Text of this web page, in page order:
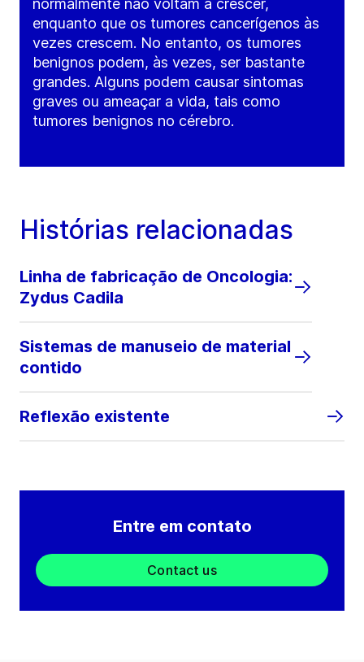
normalmente não voltam a crescer,
enquanto que os tumores cancerígenos às
vezes crescem. No entanto, os tumores
benignos podem, às vezes, ser bastante
grandes. Alguns podem causar sintomas
graves ou ameaçar a vida, tais como
tumores benignos no cérebro.
Histórias relacionadas
Linha de fabricação de Oncologia:
Zydus Cadila
Sistemas de manuseio de material
contido
Reflexão existente
Entre em contato
Contact us